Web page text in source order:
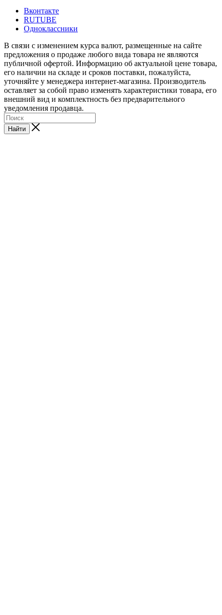
Вконтакте
RUTUBE
Одноклассники
В связи с изменением курса валют, размещенные на сайте
предложения о продаже любого вида товара не являются
публичной офертой. Информацию об актуальной цене товара,
его наличии на складе и сроков поставки, пожалуйста,
уточняйте у менеджера интернет-магазина. Производитель
оставляет за собой право изменять характеристики товара, его
внешний вид и комплектность без предварительного
уведомления продавца.
Найти